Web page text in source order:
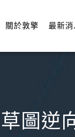
關於敦擎 最新消
圖逆